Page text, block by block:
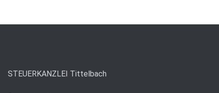
STEUERKANZLEI Tittelbach